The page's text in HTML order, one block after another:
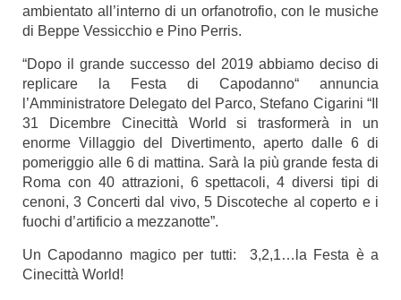
ambientato all’interno di un orfanotrofio, con le musiche
di Beppe Vessicchio e Pino Perris.
“Dopo il grande successo del 2019 abbiamo deciso di
replicare la Festa di Capodanno“ annuncia
l’Amministratore Delegato del Parco, Stefano Cigarini “Il
31 Dicembre Cinecittà World si trasformerà in un
enorme Villaggio del Divertimento, aperto dalle 6 di
pomeriggio alle 6 di mattina. Sarà la più grande festa di
Roma con 40 attrazioni, 6 spettacoli, 4 diversi tipi di
cenoni, 3 Concerti dal vivo, 5 Discoteche al coperto e i
fuochi d’artificio a mezzanotte”.
Un Capodanno magico per tutti: 3,2,1…la Festa è a
Cinecittà World!